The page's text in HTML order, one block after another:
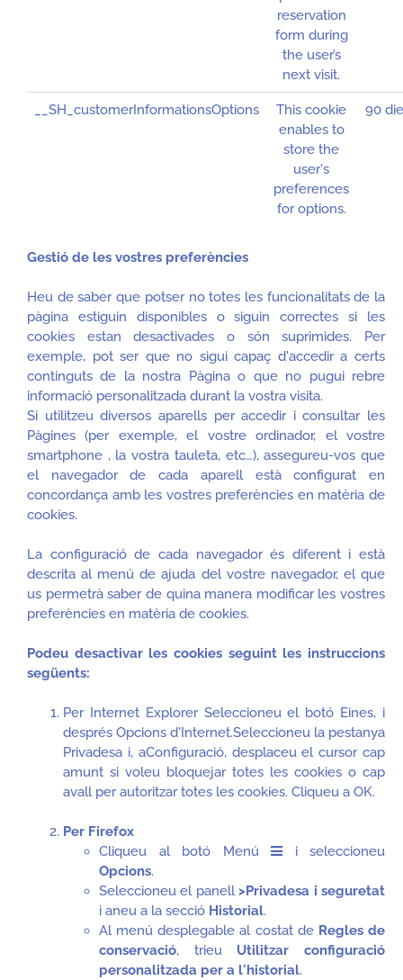
reservation
form during
the user’s
next visit.
__SH_customerInformationsOptions
This cookie
enables to
store the
user's
preferences
for options.
90
Gestió de les vostres preferències
Heu de saber que potser no totes les funcionalitats de la
pàgina estiguin disponibles o siguin correctes si les
cookies estan desactivades o són suprimides. Per
exemple, pot ser que no sigui capaç d'accedir a certs
continguts de la nostra Pàgina o que no pugui rebre
informació personalitzada durant la vostra visita.
Si utilitzeu diversos aparells per accedir i consultar les
Pàgines (per exemple, el vostre ordinador, el vostre
smartphone , la vostra tauleta, etc…), assegureu-vos que
el navegador de cada aparell està configurat en
concordança amb les vostres preferències en matèria de
cookies.
La configuració de cada navegador és diferent i està
descrita al menú de ajuda del vostre navegador, el que
us permetrà saber de quina manera modificar les vostres
preferències en matèria de cookies.
Podeu desactivar les cookies seguint les instruccions
següents:
Per Internet Explorer Seleccioneu el botó Eines, i
després Opcions d'Internet.Seleccioneu la pestanya
Privadesa i, aConfiguració, desplaceu el cursor cap
amunt si voleu bloquejar totes les cookies o cap
avall per autoritzar totes les cookies. Cliqueu a OK.
Per Firefox
Cliqueu al botó Menú
i seleccioneu
Opcions.
Seleccioneu el panell >Privadesa i seguretat
i aneu a la secció Historial.
Al menú desplegable al costat de Regles de
conservació, trieu Utilitzar configuració
personalitzada per a l'historial.